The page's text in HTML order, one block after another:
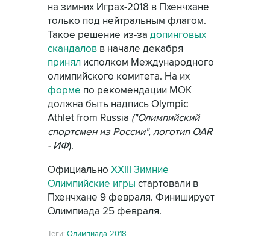
на зимних Играх-2018 в Пхенчхане
только под нейтральным флагом.
Такое решение из-за допинговых
скандалов в начале декабря
принял исполком Международного
олимпийского комитета. На их
форме по рекомендации МОК
должна быть надпись Olympic
Athlet from Russia ("Олимпийский
спортсмен из России", логотип OAR
- ИФ).
Официально XXIII Зимние
Олимпийские игры стартовали в
Пхенчхане 9 февраля. Финиширует
Олимпиада 25 февраля.
Теги: Олимпиада-2018